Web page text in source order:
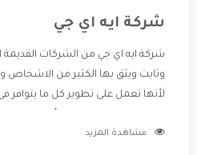
شركة ايه اي جي
شركة ايه اي جي من الشركات
وثابت ويثق بها الكثير من الاشخاص
لأنها تعمل على تطوير كل ما يتوافر
وتقدم للعملاء أقوى العروض
مشاهدة المزيد